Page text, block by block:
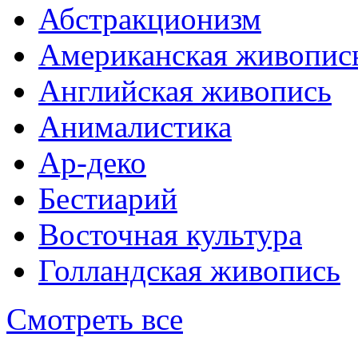
Абстракционизм
Американская
Английская живопись
Анималистика
Ар-деко
Бестиарий
Восточная культура
Голландская живопись
Смотреть все